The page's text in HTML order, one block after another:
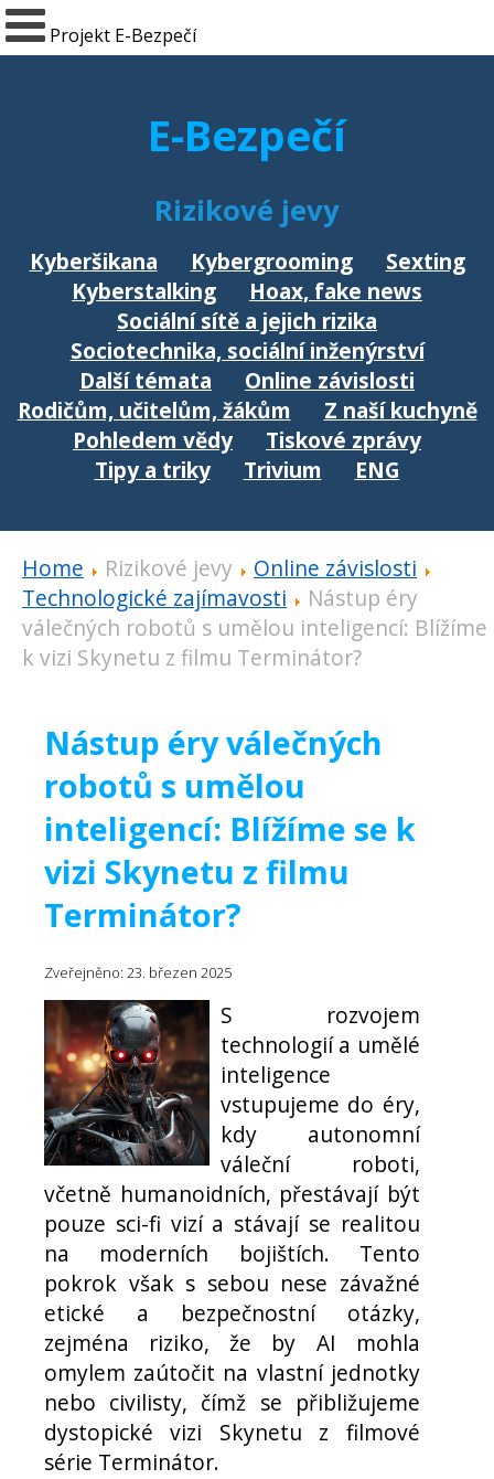
Projekt E-Bezpečí
E-Bezpečí
Rizikové jevy
Kyberšikana Kybergrooming
Sexting
Kyberstalking
Hoax, fake news
Sociální sítě a jejich rizika
Sociotechnika, sociální inženýrství
Další témata
Online závislosti
Rodičům, učitelům, žákům
Z naší kuchyně
Pohledem vědy
Tiskové zprávy
Tipy a triky
Trivium ENG
Home Rizikové jevy
Online závislosti
Technologické zajímavosti
Nástup éry
válečných robotů s umělou inteligencí: Blížíme
k vizi Skynetu z filmu Terminátor?
Nástup éry válečných
robotů s umělou
inteligencí: Blížíme se k
vizi Skynetu z filmu
Terminátor?
Zveřejněno: 23. březen 2025
S rozvojem
technologií a umělé
inteligence
vstupujeme do éry,
kdy autonomní
váleční roboti,
včetně humanoidních, přestávají být
pouze sci-fi vizí a stávají se realitou
na moderních bojištích. Tento
pokrok však s sebou nese závažné
etické a bezpečnostní otázky,
zejména riziko, že by AI mohla
omylem zaútočit na vlastní jednotky
nebo civilisty, čímž se přibližujeme
dystopické vizi Skynetu z filmové
série Terminátor.